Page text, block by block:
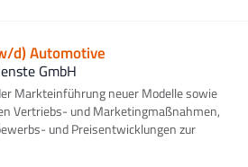
d) Automotive
GmbH
Markteinführung neuer Modelle sowie
Vertriebs- und Marketingmaßnahmen,
und Preisentwicklungen zur